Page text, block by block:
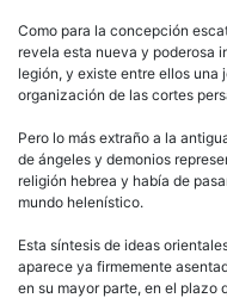
Como para la concepción
revela esta nueva y poderosa
legión, y existe entre ellos una
organización de las cortes
Pero lo más extraño a la
de ángeles y demonios
religión hebrea y había de
mundo helenístico.
Esta síntesis de ideas
aparece ya firmemente
en su mayor parte, en el plazo